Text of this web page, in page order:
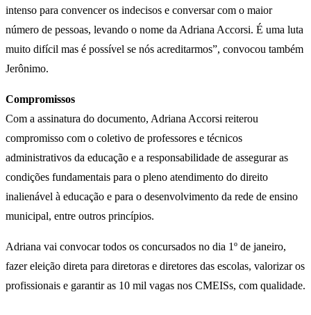
intenso para convencer os indecisos e conversar com o maior
número de pessoas, levando o nome da Adriana Accorsi. É uma luta
muito difícil mas é possível se nós acreditarmos”, convocou também
Jerônimo.
Compromissos
Com a assinatura do documento, Adriana Accorsi reiterou
compromisso com o coletivo de professores e técnicos
administrativos da educação e a responsabilidade de assegurar as
condições fundamentais para o pleno atendimento do direito
inalienável à educação e para o desenvolvimento da rede de ensino
municipal, entre outros princípios.
Adriana vai convocar todos os concursados no dia 1º de janeiro,
fazer eleição direta para diretoras e diretores das escolas, valorizar os
profissionais e garantir as 10 mil vagas nos CMEISs, com qualidade.